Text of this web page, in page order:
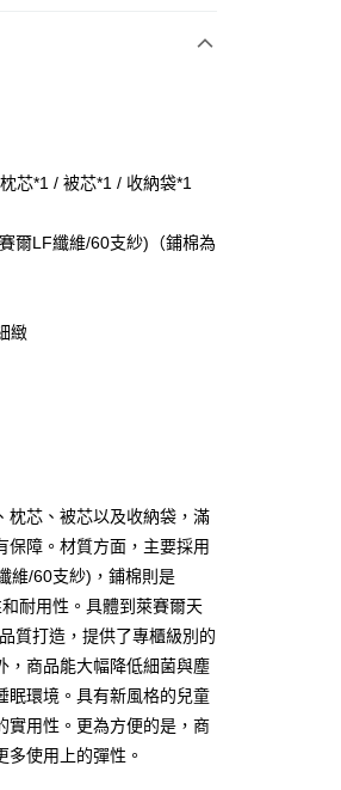
運費
芯*1 / 被芯*1 / 收納袋*1
爾LF纖維/60支紗)（鋪棉為
緻
枕芯、被芯以及收納袋，滿
保障。材質方面，主要採用
維/60支紗)，鋪棉則是
耐用性。具體到萊賽爾天
質打造，提供了專櫃級別的
，商品能大幅降低細菌與塵
眠環境。具有新風格的兒童
實用性。更為方便的是，商
使用上的彈性。